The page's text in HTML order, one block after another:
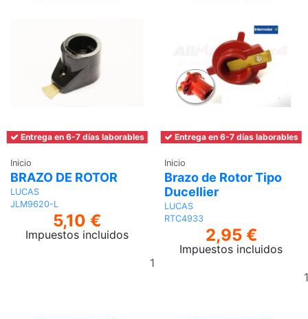
Entrega en 6-7 días laborables
Inicio
BRAZO DE ROTOR
LUCAS
JLM9620-L
5,10 €
Impuestos incluidos
Añadir
Entrega en 6-7 días laborables
Inicio
Brazo de Rotor Tipo
Ducellier
LUCAS
RTC4933
2,95 €
Impuestos incluidos